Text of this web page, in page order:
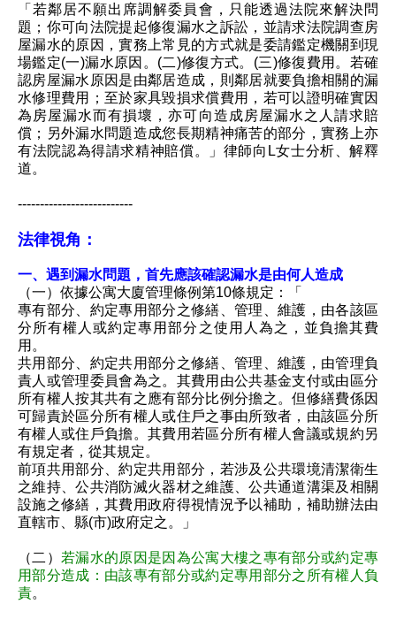
「若鄰居不願出席調解委員會，只能透過法院來解決問
題；你可向法院提起修復漏水之訴訟，並請求法院調查房
屋漏水的原因，實務上常見的方式就是委請鑑定機關到現
場鑑定(一)漏水原因。(二)修復方式。(三)修復費用。若確
認房屋漏水原因是由鄰居造成，則鄰居就要負擔相關的漏
水修理費用；至於家具毀損求償費用，若可以證明確實因
為房屋漏水而有損壞，亦可向造成房屋漏水之人請求賠
償；另外漏水問題造成您長期精神痛苦的部分，實務上亦
有法院認為得請求精神賠償。」律師向L女士分析、解釋
道。
--------------------------
法律視角：
一、遇到漏水問題，首先應該確認漏水是由何人造成
（一）依據公寓大廈管理條例第10條規定：「
專有部分、約定專用部分之修繕、管理、維護，由各該區
分所有權人或約定專用部分之使用人為之，並負擔其費
用。
共用部分、約定共用部分之修繕、管理、維護，由管理負
責人或管理委員會為之。其費用由公共基金支付或由區分
所有權人按其共有之應有部分比例分擔之。但修繕費係因
可歸責於區分所有權人或住戶之事由所致者，由該區分所
有權人或住戶負擔。其費用若區分所有權人會議或規約另
有規定者，從其規定。
前項共用部分、約定共用部分，若涉及公共環境清潔衛生
之維持、公共消防滅火器材之維護、公共通道溝渠及相關
設施之修繕，其費用政府得視情況予以補助，補助辦法由
直轄市、縣(市)政府定之。」
（二） 若漏水的原因是因為公寓大樓之專有部分或約定專
用部分造成：由該專有部分或約定專用部分之所有權人負
責。